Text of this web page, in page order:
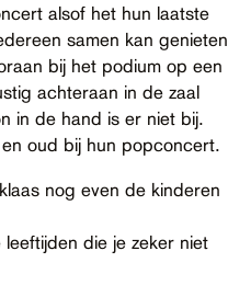
alsof het hun laatste
samen kan genieten
bij het podium op een
achteraan in de zaal
in de hand is er niet bij.
oud bij hun popconcert.
nog even de kinderen
die je zeker niet